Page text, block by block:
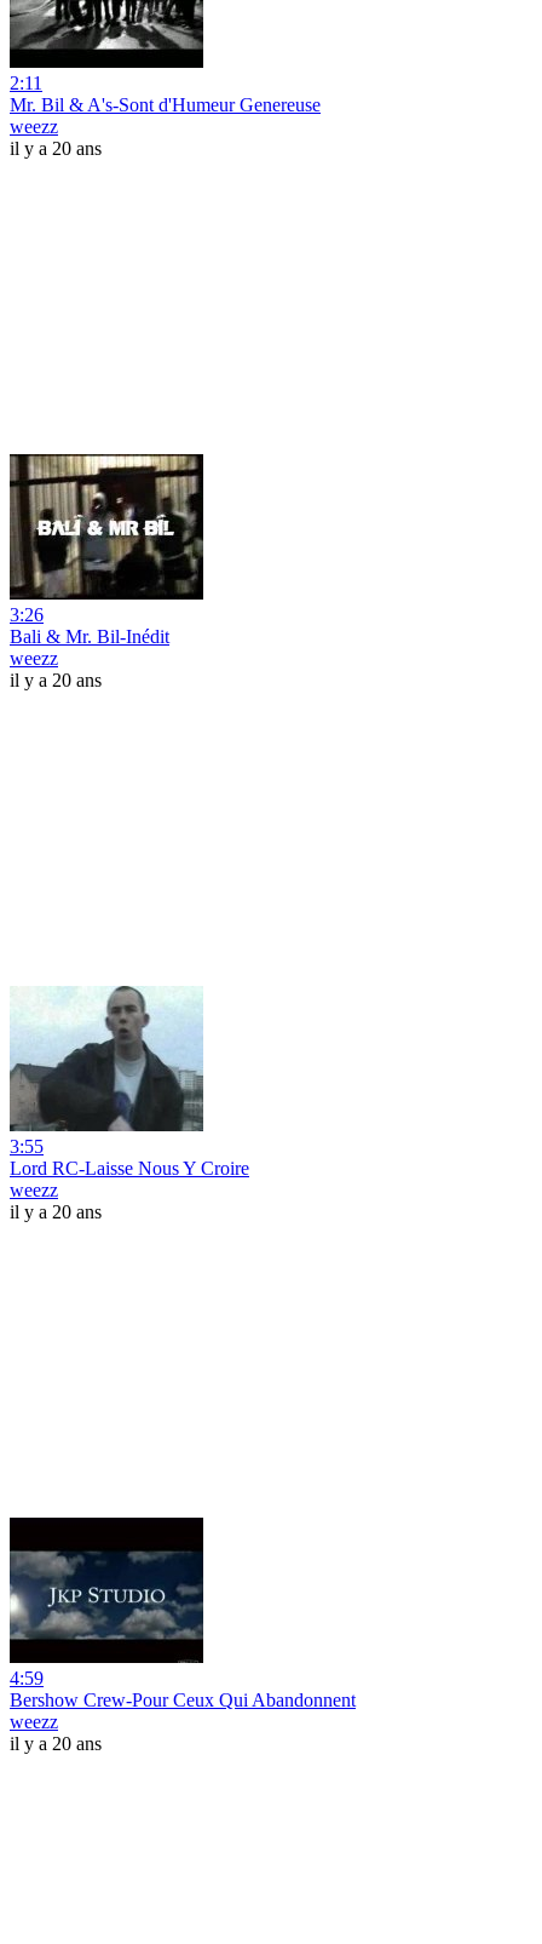
2:11
Mr. Bil & A's-Sont d'Humeur Genereuse
weezz
il y a 20 ans
3:26
Bali & Mr. Bil-Inédit
weezz
il y a 20 ans
3:55
Lord RC-Laisse Nous Y Croire
weezz
il y a 20 ans
4:59
Bershow Crew-Pour Ceux Qui Abandonnent
weezz
il y a 20 ans